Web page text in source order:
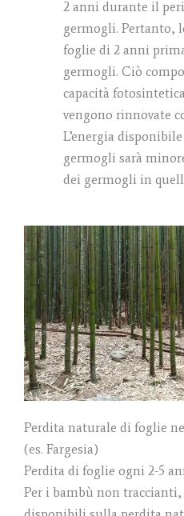
2 anni durante il
germogli. Pertanto,
foglie di 2 anni
germogli. Ciò
capacità
vengono rinnovate
L’energia
germogli sarà
dei germogli in
Perdita naturale di foglie
(es. Fargesia)
Perdita di foglie ogni 2-5
Per i bambù non